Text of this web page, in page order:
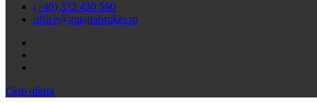
(+40) 332 430 560
office@integrabroker.ro
Cere oferta